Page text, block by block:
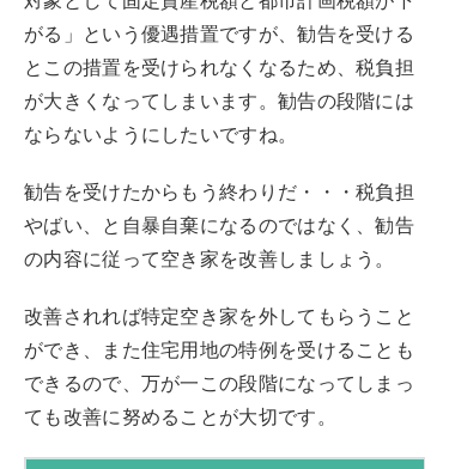
がる」という優遇措置ですが、勧告を受ける
とこの措置を受けられなくなるため、税負担
が大きくなってしまいます。勧告の段階には
ならないようにしたいですね。
勧告を受けたからもう終わりだ・・・税負担
やばい、と自暴自棄になるのではなく、勧告
の内容に従って空き家を改善しましょう。
改善されれば特定空き家を外してもらうこと
ができ、また住宅用地の特例を受けることも
できるので、万が一この段階になってしまっ
ても改善に努めることが大切です。